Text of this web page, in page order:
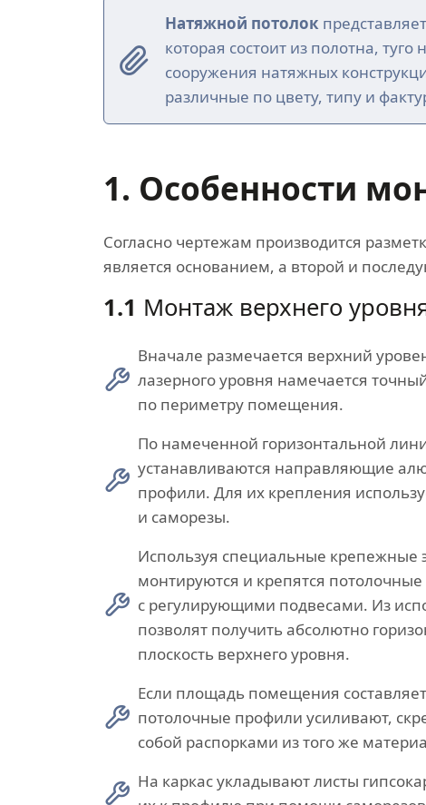
Натяжной потолок
которая состоит из полотна, туго
сооружения натяжных
различные по цвету, типу и
1. Особенности
Согласно чертежам производится
является основанием, а второй и
1.1 Монтаж верхнего
Вначале размечается верхний
лазерного уровня намечается
по периметру помещения.
По намеченной горизонтальной
устанавливаются направляющие
профили. Для их крепления
и саморезы.
Используя специальные крепежные
монтируются и крепятся
с регулирующими подвесами. Из
позволят получить абсолютно
плоскость верхнего уровня.
Если площадь помещения
потолочные профили усиливают,
собой распорками из того же
На каркас укладывают листы